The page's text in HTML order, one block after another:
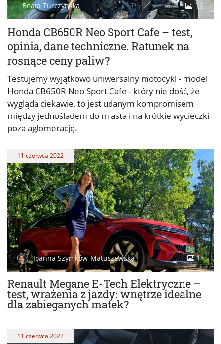
Honda CB650R Neo Sport Cafe – test,
opinia, dane techniczne. Ratunek na
rosnące ceny paliw?
Beata Turczyńska 11
Testujemy wyjątkowo uniwersalny motocykl - model
Honda CB650R Neo Sport Cafe - który nie dość, że
wygląda ciekawie, to jest udanym kompromisem
między jednośladem do miasta i na krótkie wycieczki
poza aglomerację.
Renault Megane E-Tech Elektryczne –
test, wrażenia z jazdy: wnętrze idealne
dla zabieganych matek?
11 czerwca 2022
Joanna Szymków-Matuszewska 18
11 czerwca 2022